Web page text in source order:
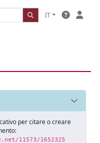
IT
per citare o creare
11573/1652325